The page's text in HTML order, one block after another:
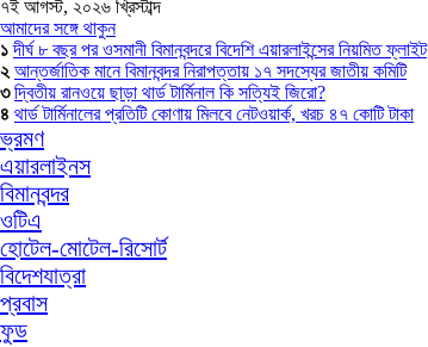
৭ই আগস্ট, ২০২৬ খ্রিস্টাব্দ
আমাদের সঙ্গে থাকুন
১ দীর্ঘ ৮ বছর পর ওসমানী বিমানবন্দরে বিদেশি এয়ারলাইন্সের নিয়মিত ফ্লাইট
২ আন্তর্জাতিক মানে বিমানবন্দর নিরাপত্তায় ১৭ সদস্যের জাতীয় কমিটি
৩ দ্বিতীয় রানওয়ে ছাড়া থার্ড টার্মিনাল কি সত্যিই জিরো?
৪ থার্ড টার্মিনালের প্রতিটি কোণায় মিলবে নেটওয়ার্ক, খরচ ৪৭ কোটি টাকা
ভ্রমণ
এয়ারলাইনস
বিমানবন্দর
ওটিএ
হোটেল-মোটেল-রিসোর্ট
বিদেশযাত্রা
প্রবাস
ফুড